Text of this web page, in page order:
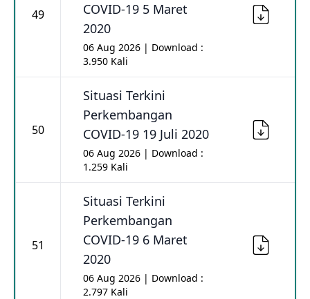
49
COVID-19 5 Maret
2020
06 Aug 2026 | Download :
3.950 Kali
50
Situasi Terkini
Perkembangan
COVID-19 19 Juli 2020
06 Aug 2026 | Download :
1.259 Kali
51
Situasi Terkini
Perkembangan
COVID-19 6 Maret
2020
06 Aug 2026 | Download :
2.797 Kali